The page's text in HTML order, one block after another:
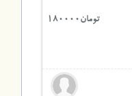
تومان180000